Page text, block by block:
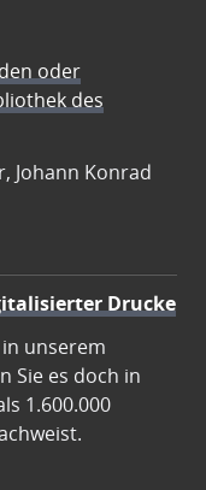
oder
des
Johann Konrad
Drucke
unserem
Sie es doch in
1.600.000